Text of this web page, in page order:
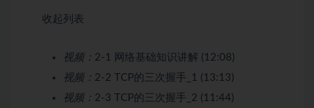
收起列表
视频： 2-1 网络基础知识讲解 (12:08)
视频： 2-2 TCP的三次握手_1 (13:13)
视频： 2-3 TCP的三次握手_2 (11:44)